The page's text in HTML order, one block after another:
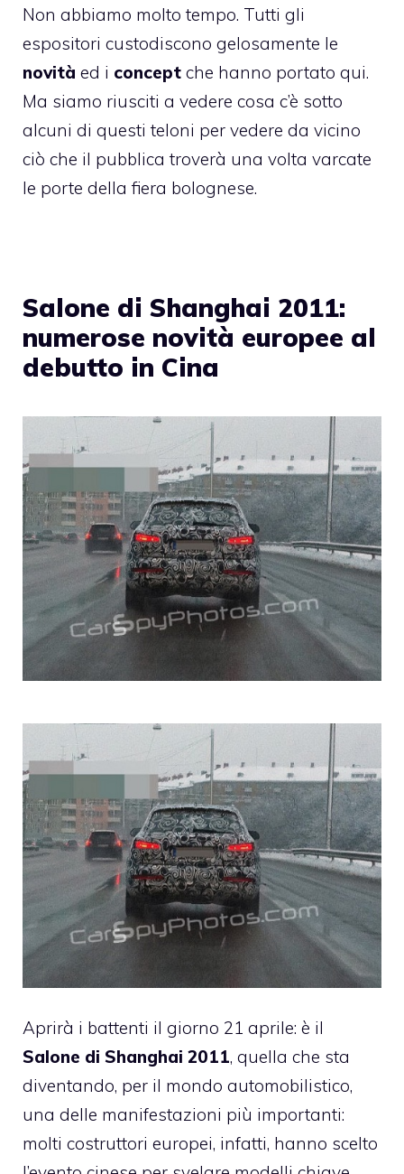
Non abbiamo molto tempo. Tutti gli
espositori custodiscono gelosamente le
novità ed i concept che hanno portato qui.
Ma siamo riusciti a vedere cosa c’è sotto
alcuni di questi teloni per vedere da vicino
ciò che il pubblica troverà una volta varcate
le porte della fiera bolognese.
Salone di Shanghai 2011:
numerose novità europee al
debutto in Cina
Aprirà i battenti il giorno 21 aprile: è il
Salone di Shanghai 2011, quella che sta
diventando, per il mondo automobilistico,
una delle manifestazioni più importanti:
molti costruttori europei, infatti, hanno scelto